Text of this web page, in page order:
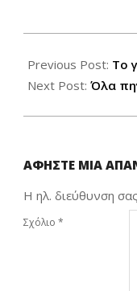
06-
11
Previous Post: Το
Next Post: Όλα
ΑΦΉΣΤΕ ΜΙΑ
Η ηλ. διεύθυνση
Σχόλιο *